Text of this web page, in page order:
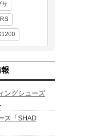
サ
ングシューズ
ス「SHAD